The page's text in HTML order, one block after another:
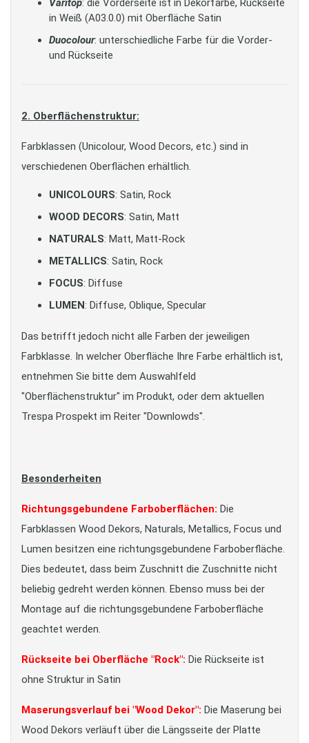
Varitop: die Vorderseite ist in Dekorfarbe, Rückseite
in Weiß (A03.0.0) mit Oberfläche Satin
Duocolour: unterschiedliche Farbe für die Vorder-
und Rückseite
2. Oberflächenstruktur:
Farbklassen (Unicolour, Wood Decors, etc.) sind in
verschiedenen Oberflächen erhältlich.
UNICOLOURS: Satin, Rock
WOOD DECORS: Satin, Matt
NATURALS: Matt, Matt-Rock
METALLICS: Satin, Rock
FOCUS: Diffuse
LUMEN: Diffuse, Oblique, Specular
Das betrifft jedoch nicht alle Farben der jeweiligen
Farbklasse. In welcher Oberfläche Ihre Farbe erhältlich ist,
entnehmen Sie bitte dem Auswahlfeld
"Oberflächenstruktur" im Produkt, oder dem aktuellen
Trespa Prospekt im Reiter "Downlowds".
Besonderheiten
Richtungsgebundene Farboberflächen: Die
Farbklassen Wood Dekors, Naturals, Metallics, Focus und
Lumen besitzen eine richtungsgebundene Farboberfläche.
Dies bedeutet, dass beim Zuschnitt die Zuschnitte nicht
beliebig gedreht werden können. Ebenso muss bei der
Montage auf die richtungsgebundene Farboberfläche
geachtet werden.
Rückseite bei Oberfläche "Rock": Die Rückseite ist
ohne Struktur in Satin
Maserungsverlauf bei "Wood Dekor": Die Maserung bei
Wood Dekors verläuft über die Längsseite der Platte